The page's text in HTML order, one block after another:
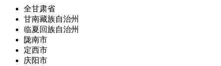
全甘肃省
甘南藏族自治州
临夏回族自治州
陇南市
定西市
庆阳市